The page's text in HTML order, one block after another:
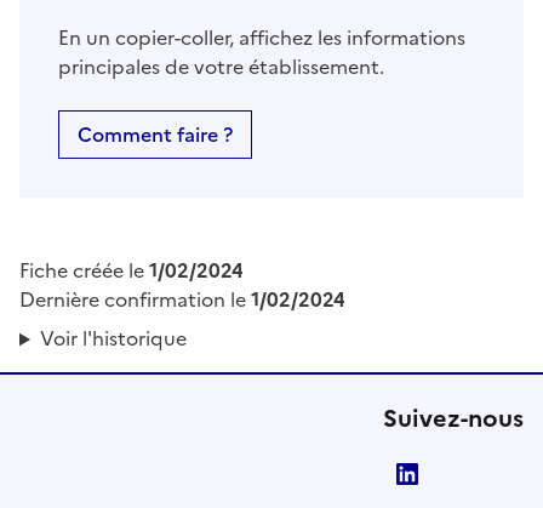
En un copier-coller, affichez les informations
principales de votre établissement.
Comment faire ?
Fiche créée le1/02/2024
Dernière confirmation le1/02/2024
Voir l'historique
Suivez-nous